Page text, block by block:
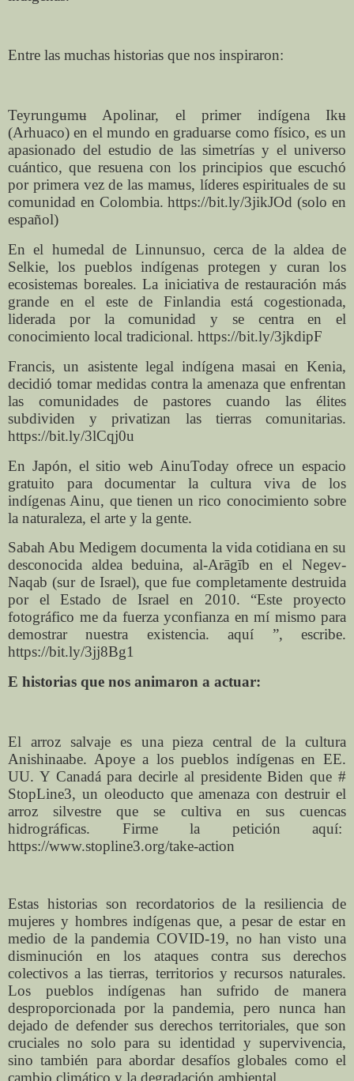
Entre las muchas historias que nos inspiraron:
Teyrungʉmʉ Apolinar, el primer indígena Ikʉ
(Arhuaco) en el mundo en graduarse como físico, es un
apasionado del estudio de las simetrías y el universo
cuántico, que resuena con los principios que escuchó
por primera vez de las mamʉs, líderes espirituales de su
comunidad en Colombia. https://bit.ly/3jikJOd (solo en
español)
En el humedal de Linnunsuo, cerca de la aldea de
Selkie, los pueblos indígenas protegen y curan los
ecosistemas boreales. La iniciativa de restauración más
grande en el este de Finlandia está cogestionada,
liderada por la comunidad y se centra en el
conocimiento local tradicional. https://bit.ly/3jkdipF
Francis, un asistente legal indígena masai en Kenia,
decidió tomar medidas contra la amenaza que enfrentan
las comunidades de pastores cuando las élites
subdividen y privatizan las tierras comunitarias.
https://bit.ly/3lCqj0u
En Japón, el sitio web AinuToday ofrece un espacio
gratuito para documentar la cultura viva de los
indígenas Ainu, que tienen un rico conocimiento sobre
la naturaleza, el arte y la gente.
Sabah Abu Medigem documenta la vida cotidiana en su
desconocida aldea beduina, al-Arāgīb en el Negev-
Naqab (sur de Israel), que fue completamente destruida
por el Estado de Israel en 2010. “Este proyecto
fotográfico me da fuerza y ​​confianza en mí mismo para
demostrar nuestra existencia. aquí ”, escribe.
https://bit.ly/3jj8Bg1
E historias que nos animaron a actuar:
El arroz salvaje es una pieza central de la cultura
Anishinaabe. Apoye a los pueblos indígenas en EE.
UU. Y Canadá para decirle al presidente Biden que #
StopLine3, un oleoducto que amenaza con destruir el
arroz silvestre que se cultiva en sus cuencas
hidrográficas. Firme la petición aquí:
https://www.stopline3.org/take-action
Estas historias son recordatorios de la resiliencia de
mujeres y hombres indígenas que, a pesar de estar en
medio de la pandemia COVID-19, no han visto una
disminución en los ataques contra sus derechos
colectivos a las tierras, territorios y recursos naturales.
Los pueblos indígenas han sufrido de manera
desproporcionada por la pandemia, pero nunca han
dejado de defender sus derechos territoriales, que son
cruciales no solo para su identidad y supervivencia,
sino también para abordar desafíos globales como el